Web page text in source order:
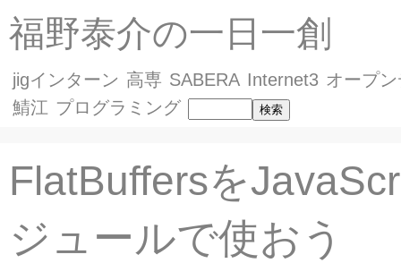
福野泰介の一日一創
jigインターン 高専 SABERA Internet3 オープ
鯖江 プログラミング
FlatBuffersを
ジュールで使おう